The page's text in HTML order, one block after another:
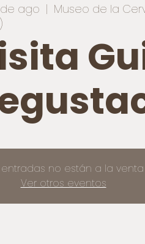
de ago
  |
Museo de la
entradas no están a la venta
Ver otros eventos